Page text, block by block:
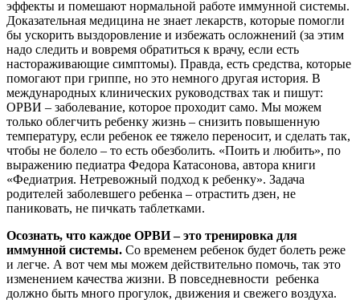
эффекты и помешают нормальной работе иммунной системы.
Доказательная медицина не знает лекарств, которые помогли
бы ускорить выздоровление и избежать осложнений (за этим
надо следить и вовремя обратиться к врачу, если есть
настораживающие симптомы). Правда, есть средства, которые
помогают при гриппе, но это немного другая история. В
международных клинических руководствах так и пишут:
ОРВИ – заболевание, которое проходит само. Мы можем
только облегчить ребенку жизнь – снизить повышенную
температуру, если ребенок ее тяжело переносит, и сделать так,
чтобы не болело – то есть обезболить. «Поить и любить», по
выражению педиатра Федора Катасонова, автора книги
«Федиатрия. Нетревожный подход к ребенку». Задача
родителей заболевшего ребенка – отрастить дзен, не
паниковать, не пичкать таблетками.
Осознать, что каждое ОРВИ – это тренировка для
иммунной системы. Со временем ребенок будет болеть реже
и легче. А вот чем мы можем действительно помочь, так это
изменением качества жизни. В повседневности ребенка
должно быть много прогулок, движения и свежего воздуха.